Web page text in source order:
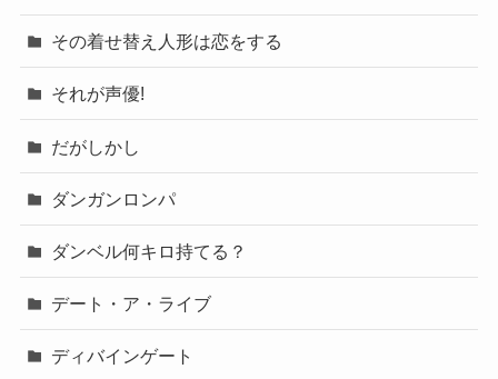
その着せ替え人形は恋をする
それが声優!
だがしかし
ダンガンロンパ
ダンベル何キロ持てる？
デート・ア・ライブ
ディバインゲート